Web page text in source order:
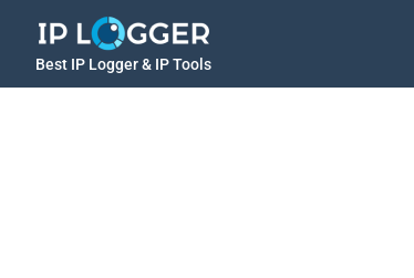
Best IP Logger & IP Tools